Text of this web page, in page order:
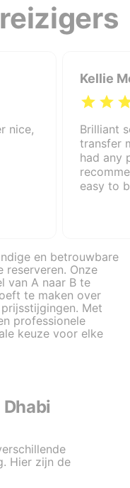
nice,
Kellie
Brilliant
transfer
had any
easy to
en betrouwbare
reserveren. Onze
van A naar B te
te maken over
Met
professionele
keuze voor elke
Hier zijn de